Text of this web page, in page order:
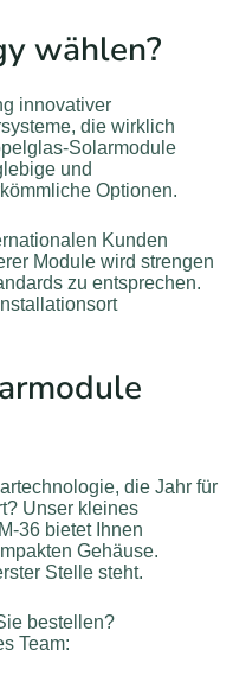
wählen?
innovativer
die wirklich
Solarmodule
und
Optionen.
Kunden
Module wird strengen
zu entsprechen.
die Jahr für
Unser kleines
36 bietet Ihnen
Gehäuse.
Stelle steht.
bestellen?
Team: